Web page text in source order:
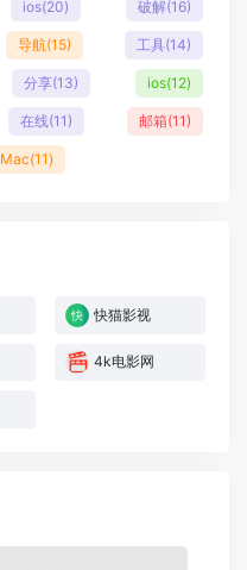
ios(20) 破解(16)
导航(15) 工具(14)
分享(13) ios(12)
在线(11) 邮箱(11)
Mac(11)
快猫影视
4k电影网